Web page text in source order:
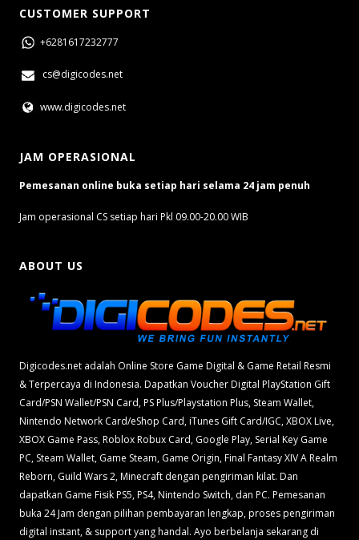
CUSTOMER SUPPORT
+6281617232777
cs@digicodes.net
www.digicodes.net
JAM OPERASIONAL
Pemesanan online buka setiap hari selama 24 jam penuh
Jam operasional CS setiap hari Pkl 09.00-20.00 WIB
ABOUT US
Digicodes.net adalah Online Store Game Digital & Game Retail Resmi
& Terpercaya di Indonesia. Dapatkan Voucher Digital PlayStation Gift
Card/PSN Wallet/PSN Card, PS Plus/Playstation Plus, Steam Wallet,
Nintendo Network Card/eShop Card, iTunes Gift Card/IGC, XBOX Live,
XBOX Game Pass, Roblox Robux Card, Google Play, Serial Key Game
PC, Steam Wallet, Game Steam, Game Origin, Final Fantasy XIV A Realm
Reborn, Guild Wars 2, Minecraft dengan pengiriman kilat. Dan
dapatkan Game Fisik PS5, PS4, Nintendo Switch, dan PC. Pemesanan
buka 24 Jam dengan pilihan pembayaran lengkap, proses pengiriman
digital instant, & support yang handal. Ayo berbelanja sekarang di